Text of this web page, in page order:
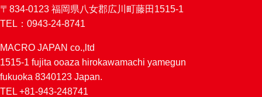
〒834-0123 福岡県八女郡広川町藤田1515-1
TEL：0943-24-8741
MACRO JAPAN co.,ltd
1515-1 fujita ooaza hirokawamachi yamegun
fukuoka 8340123 Japan.
TEL +81-943-248741